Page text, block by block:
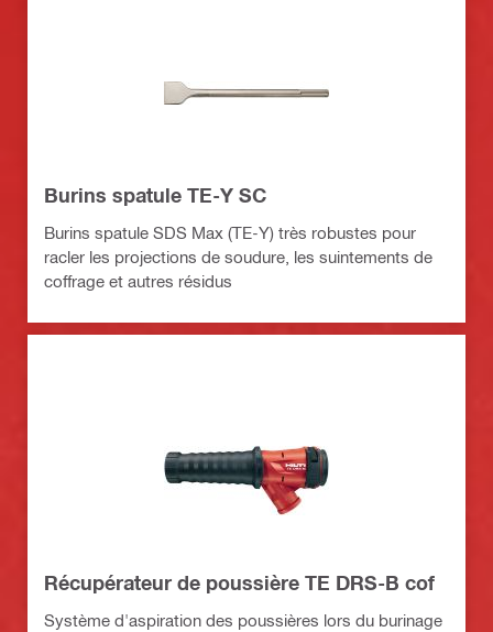
Burins spatule TE-Y SC
Burins spatule SDS Max (TE-Y) très robustes pour
racler les projections de soudure, les suintements de
coffrage et autres résidus
Récupérateur de poussière TE DRS-B cof
Système d'aspiration des poussières lors du burinage